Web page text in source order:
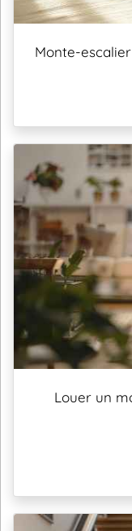
Monte-
Louer un